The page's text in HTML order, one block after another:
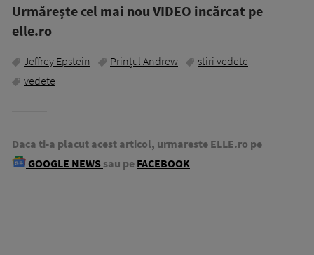
Urmăreşte cel mai nou VIDEO incărcat pe
elle.ro
Jeffrey Epstein Prințul Andrew
stiri vedete
vedete
Daca ti-a placut acest articol, urmareste ELLE.ro pe
GOOGLE NEWS sau pe FACEBOOK